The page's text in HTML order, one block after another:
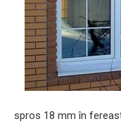
spros 18 mm în